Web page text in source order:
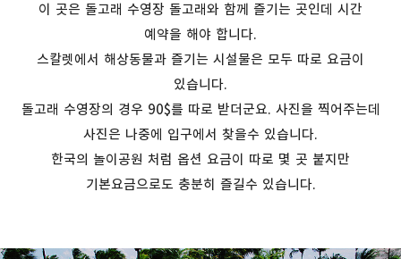
이 곳은 돌고래 수영장 돌고래와 함께 즐기는 곳인데 시간
예약을 해야 합니다.
스칼렛에서 해상동물과 즐기는 시설물은 모두 따로 요금이
있습니다.
돌고래 수영장의 경우 90$를 따로 받더군요. 사진을 찍어주는데
사진은 나중에 입구에서 찾을수 있습니다.
한국의 놀이공원 처럼 옵션 요금이 따로 몇 곳 붙지만
기본요금으로도 충분히 즐길수 있습니다.